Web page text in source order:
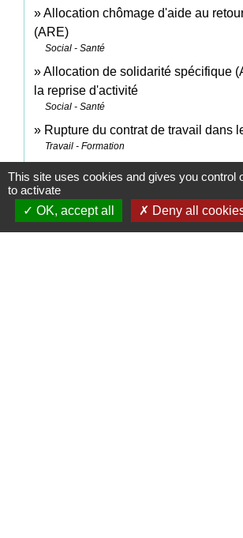
Allocation chômage d'aide au
(ARE)
Social - Santé
Allocation de solidarité spécifique
la reprise d'activité
Social - Santé
Rupture du contrat de travail dans
Travail - Formation
This site uses cookies and gives you control
to activate
OK, accept all
Deny all